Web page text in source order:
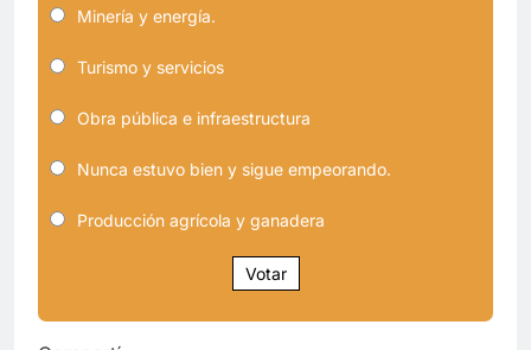
Minería y energía.
Turismo y servicios
Obra pública e infraestructura
Nunca estuvo bien y sigue empeorando.
Producción agrícola y ganadera
Votar